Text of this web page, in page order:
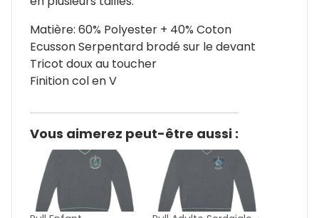
Matière: 60% Polyester + 40% Coton
Ecusson Serpentard brodé sur le devant
Tricot doux au toucher
Finition col en V
Vous aimerez peut-être aussi :